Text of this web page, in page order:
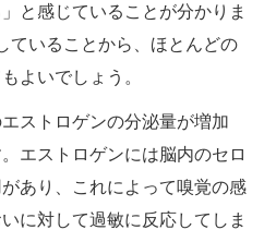
と感じていることが分かりま
ていることから、ほとんどの
よいでしょう。
ストロゲンの分泌量が増加
エストロゲンには脳内のセロ
あり、これによって嗅覚の感
に対して過敏に反応してしま